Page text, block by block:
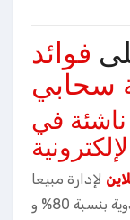
فوائد
سحابي
في
لإدارة مبيعا
تها ومخزونها. النتيجة: تقليل الأخطاء اليدوية بنسبة 80% و